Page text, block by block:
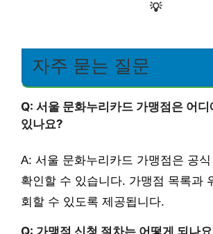
💡
자주 묻는 질문
Q: 서울 문화누리카드 가맹점은 어
있나요?
A: 서울 문화누리카드 가맹점은 공
확인할 수 있습니다. 가맹점 목록과
회할 수 있도록 제공됩니다.